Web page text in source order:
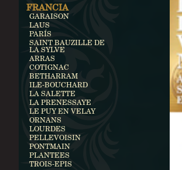
FRANCIA
GARAISON
LAUS
PARÍS
SAINT BAUZILLE DE
LA SYLVE
ARRAS
COTIGNAC
BETHARRAM
ILE-BOUCHARD
LA SALETTE
LA PRENESSAYE
LE PUY EN VELAY
ORNANS
LOURDES
PELLEVOISIN
PONTMAIN
PLANTEES
TROIS-EPIS